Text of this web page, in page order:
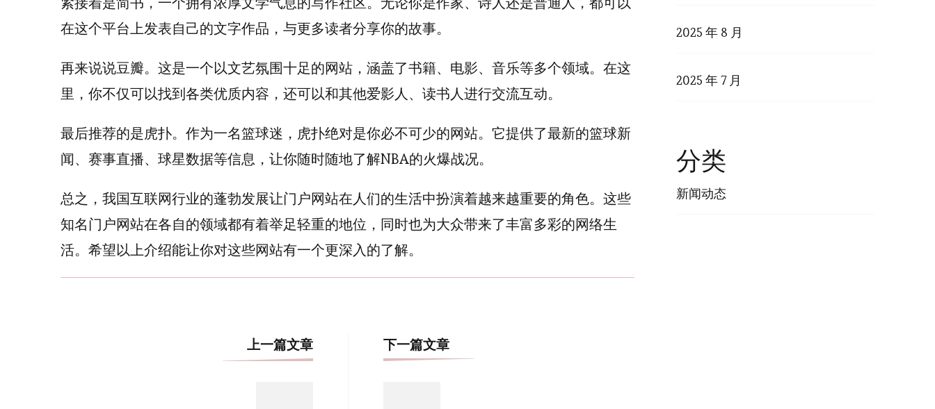
在这个平台上发表自己的文字作品，与更多读者分享你的故事。
再来说说豆瓣。这是一个以文艺氛围十足的网站，涵盖了书籍、电影、音乐等多个领域。在这
里，你不仅可以找到各类优质内容，还可以和其他爱影人、读书人进行交流互动。
最后推荐的是虎扑。作为一名篮球迷，虎扑绝对是你必不可少的网站。它提供了最新的篮球新
闻、赛事直播、球星数据等信息，让你随时随地了解NBA的火爆战况。
总之，我国互联网行业的蓬勃发展让门户网站在人们的生活中扮演着越来越重要的角色。这些
知名门户网站在各自的领域都有着举足轻重的地位，同时也为大众带来了丰富多彩的网络生
活。希望以上介绍能让你对这些网站有一个更深入的了解。
上一篇文章 下一篇文章
2025 年 8 月
2025 年 7 月
分类
新闻动态